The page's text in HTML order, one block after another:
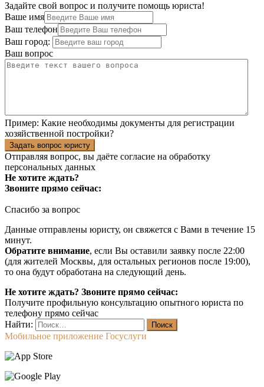
Задайте свой вопрос и получите помощь юриста!
Ваше имя
Ваш телефон
Ваш город:
Ваш вопрос
Пример: Какие необходимы документы для регистрации
хозяйственной постройки?
Задать вопрос юристу
Отправляя вопрос, вы даёте согласие на обработку
персональных данных
Не хотите ждать?
Звоните прямо сейчас:
Спасибо за вопрос
Данные отправлены юристу, он свяжется с Вами в течение 15
минут.
Обратите внимание, если Вы оставили заявку после 22:00
(для жителей Москвы, для остальных регионов после 19:00),
то она будут обработана на следующий день.
Не хотите ждать? Звоните прямо сейчас:
Получите профильную консультацию опытного юриста по
телефону прямо сейчас
Найти:
Мобильное приложение Госуслуги